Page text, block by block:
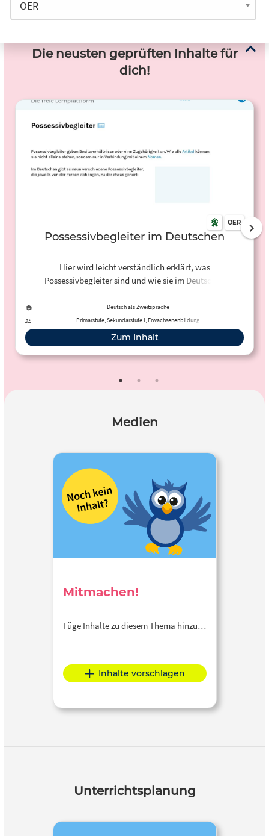
Die neusten geprüften Inhalte für
dich!
OER
Possessivbegleiter im Deutschen
Hier wird leicht verständlich erklärt, was
Possessivbegleiter sind und wie sie im Deutschen
Verständnis zusätzlich.
Deutsch als Zweitsprache
Primarstufe, Sekundarstufe I, Erwachsenenbildung
Zum Inhalt
Medien
Mitmachen!
Füge Inhalte zu diesem Thema hinzu…
Inhalte vorschlagen
Unterrichtsplanung